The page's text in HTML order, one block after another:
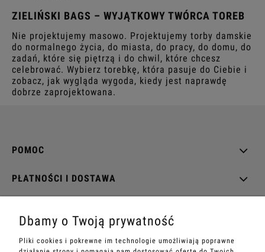
ZIELIŃSKI BAGS – WYJĄTKOWY TWÓRCA TOREB
Nie projektujemy masowo. Projektujemy torby damskie
do normalnego życia, do miasta, do pracy, do domu, do
zadań, które się piętrzą i do chwil, które chcesz
celebrować. Wybierz torebkę, która pasuje do Ciebie i
zobacz, jak wygląda wygoda, kiedy jest naprawdę
dobrze zaprojektowana.
POMOC
PŁATNOŚCI I DOSTAWA
O NAS
Dbamy o Twoją prywatność
Pliki cookies i pokrewne im technologie umożliwiają poprawne